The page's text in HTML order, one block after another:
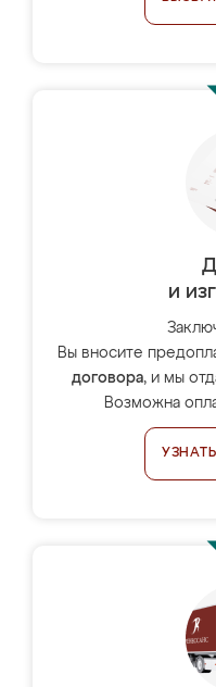
и
Вы вносите
договора, и мы
Возможна